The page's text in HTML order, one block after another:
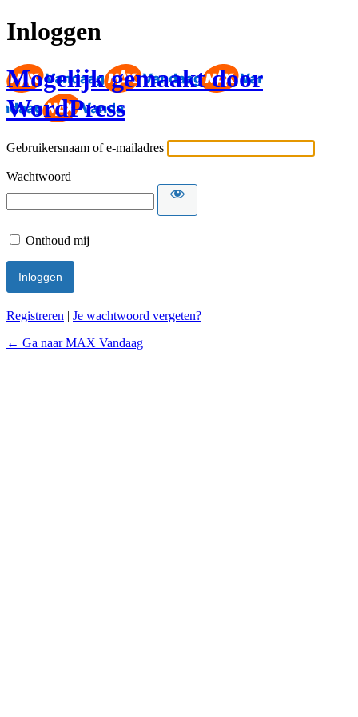
Inloggen
Mogelijk gemaakt door
WordPress
Gebruikersnaam of e-mailadres
Wachtwoord
Onthoud mij
Registreren | Je wachtwoord vergeten?
← Ga naar MAX Vandaag